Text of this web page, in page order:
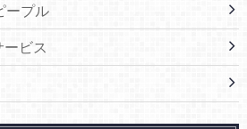
ープル
ビス